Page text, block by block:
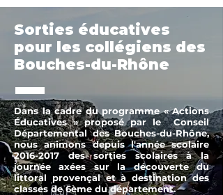
Sorties éducatives
pour les collégiens des
Bouches-du-Rhône
Dans la cadre du programme « Actions
Éducatives » proposé par le Conseil
Départemental des Bouches-du-Rhône,
nous animons depuis l'année scolaire
2016-2017 des sorties scolaires à la
journée axées sur la découverte du
littoral provençal et à destination des
classes de 6ème du département.